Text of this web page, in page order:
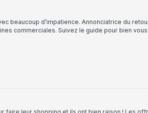
beaucoup d’impatience. Annonciatrice du
commerciales. Suivez le guide pour bien